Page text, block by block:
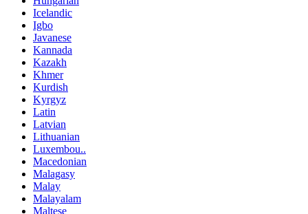
Icelandic
Igbo
Javanese
Kannada
Kazakh
Khmer
Kurdish
Kyrgyz
Latin
Latvian
Lithuanian
Luxembou..
Macedonian
Malagasy
Malay
Malayalam
Maltese